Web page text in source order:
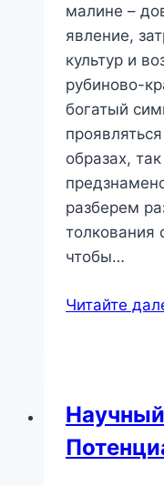
малине –
явление,
культур и
рубиново-
богатый
образах,
разберем
толкования
чтобы…
Читайте